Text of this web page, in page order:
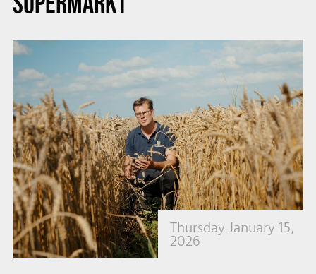
Thursday January 15,
2026